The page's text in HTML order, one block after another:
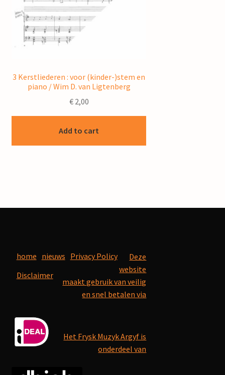
3 Kerstliederen : voor (kinder-)stem en
piano / Wim D. van Ligtenberg
€2,00
Add to cart
home nieuws Privacy Policy
Disclaimer
Deze
website
maakt gebruik van veilig
en snel betalen via
Het Frysk Muzyk Argyf is
onderdeel van